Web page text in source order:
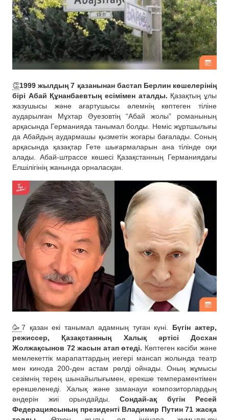
👏1999 жылдың 7 қазанынан бастап Берлин көшелерінің
бірі Абай Құнанбаевтың есімімен аталды. Қазақтың ұлы
жазушысы және ағартушысы әлемнің көптеген тіліне
аударылған Мұхтар Әуезовтің “Абай жолы” романының
арқасында Германияда танымал болды. Неміс жұртшылығы
да Абайдың аудармашы қызметін жоғары бағалады. Соның
арқасында қазақтар Гете шығармаларын ана тілінде оқи
алады. Абай-штрассе көшесі Қазақстанның Германиядағы
Елшілігінің жанында орналасқан.
🥳 7 қазан екі танымал адамның туған күні. Бүгін актер,
режиссер, Қазақстанның Халық әртісі Досхан
Жолжақсынов 72 жасын атап өтеді. Көптеген кәсіби және
мемлекеттік марапаттардың иегері мансап жолында театр
мен кинода 200-ден астам рөлді ойнады. Оның жұмысы
сезімнің терең шынайылығымен, ерекше темпераментімен
ерекшеленеді. Халық және заманауи композиторлардың
әндерін жиі орындайды.Сондай-ақ бүгін Ресей
Федерациясының президенті Владимир Путин 71 жасқа